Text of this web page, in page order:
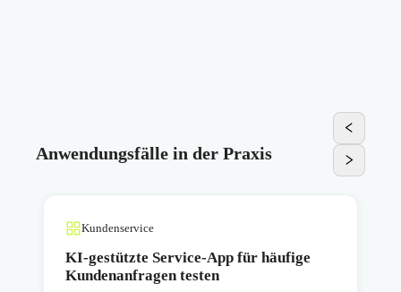
Anwendungsfälle in der Praxis
Kundenservice
KI-gestützte Service-App für häufige
Kundenanfragen testen